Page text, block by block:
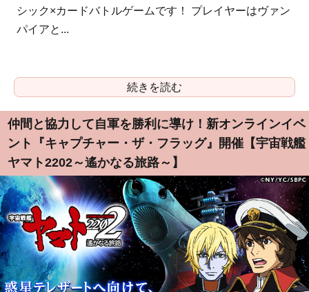
シック×カードバトルゲームです！ プレイヤーはヴァン
パイアと...
続きを読む
仲間と協力して自軍を勝利に導け！新オンラインイベ
ント『キャプチャー・ザ・フラッグ』開催【宇宙戦艦
ヤマト2202～遙かなる旅路～】